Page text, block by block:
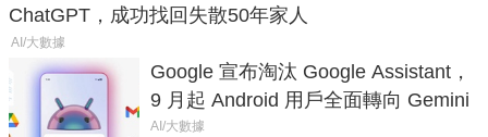
ChatGPT，成功找回失散50年家人
AI/大數據
Google 宣布淘汰 Google Assistant，
9 月起 Android 用戶全面轉向 Gemini
AI/大數據